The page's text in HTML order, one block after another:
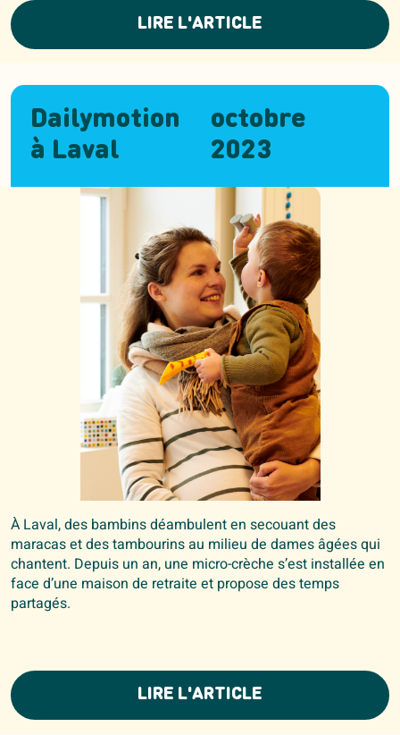
LIRE L'ARTICLE
Dailymotion
à Laval
octobre
2023
À Laval, des bambins déambulent en secouant des
maracas et des tambourins au milieu de dames âgées qui
chantent. Depuis un an, une micro-crèche s’est installée en
face d’une maison de retraite et propose des temps
partagés.
LIRE L'ARTICLE